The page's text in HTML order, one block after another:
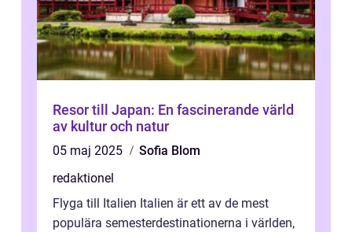
Resor till Japan: En fascinerande värld
av kultur och natur
05 maj 2025
Sofia Blom
redaktionel
Flyga till Italien Italien är ett av de mest
populära semesterdestinationerna i världen,